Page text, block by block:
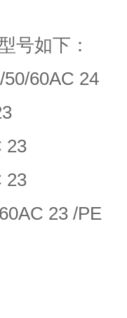
号如下：
60AC 24
23
23
23 /PE